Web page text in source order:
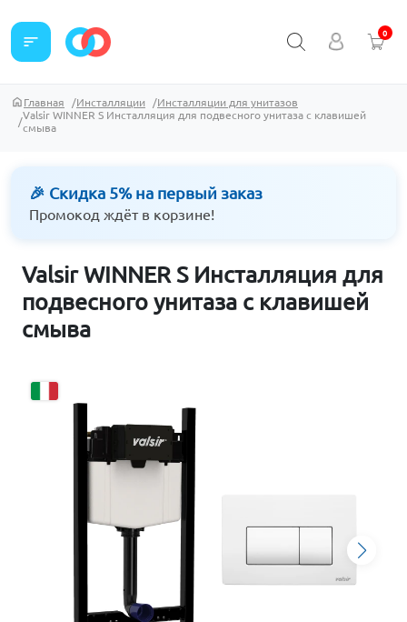
sort 0
Главная Инсталляции
Инсталляции для унитазов
Valsir WINNER S Инсталляция для подвесного унитаза с клавишей
смыва
🎉 Скидка 5% на первый заказ
Промокод ждёт в корзине!
Valsir WINNER S Инсталляция для
подвесного унитаза с клавишей
смыва